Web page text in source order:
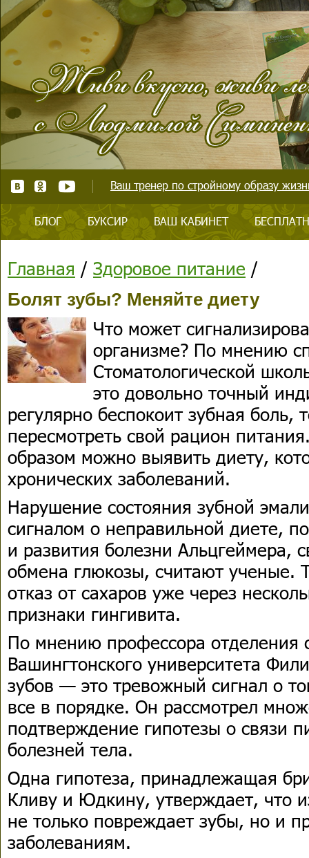
Ваш тренер по стройному образу
БЛОГ БУКСИР ВАШ КАБИНЕТ
Главная / Здоровое питание /
Болят зубы? Меняйте диету
Что может
организме? По мнению
Стоматологической
это довольно точный
регулярно беспокоит зубная боль,
пересмотреть свой рацион
образом можно выявить диету,
хронических заболеваний.
Нарушение состояния зубной
сигналом о неправильной диете,
и развития болезни Альцгеймера,
обмена глюкозы, считают ученые.
отказ от сахаров уже через
признаки гингивита.
По мнению профессора отделения
Вашингтонского университета
зубов — это тревожный сигнал о
все в порядке. Он рассмотрел
подтверждение гипотезы о связи
болезней тела.
Одна гипотеза, принадлежащая
Кливу и Юдкину, утверждает, что
не только повреждает зубы, но и
заболеваниям.